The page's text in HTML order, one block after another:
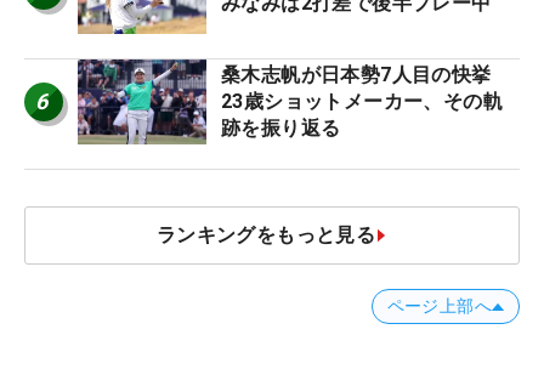
6
桑木志帆が日本勢7人目の快挙
23歳ショットメーカー、その軌
跡を振り返る
ランキングをもっと見る
ページ上部へ